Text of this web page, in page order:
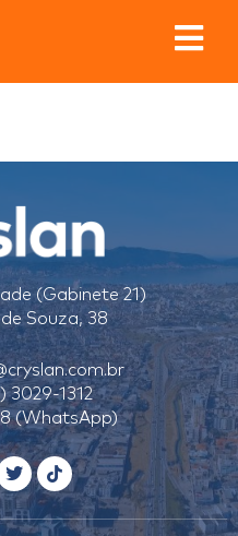
(Gabinete 21)
Souza, 38
3029-1312
(WhatsApp)